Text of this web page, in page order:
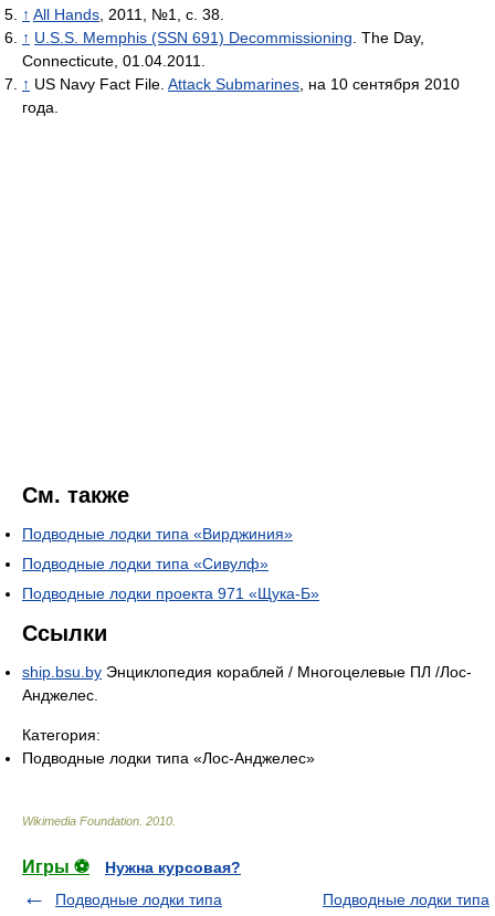
↑ All Hands , 2011, №1, с. 38.
↑ U.S.S. Memphis (SSN 691) Decommissioning . The Day,
Connecticute, 01.04.2011.
↑ US Navy Fact File. Attack Submarines , на 10 сентября 2010
года.
См. также
Подводные лодки типа «Вирджиния»
Подводные лодки типа «Сивулф»
Подводные лодки проекта 971 «Щука-Б»
Ссылки
ship.bsu.by Энциклопедия кораблей / Многоцелевые ПЛ /Лос-
Анджелес.
Категория:
Подводные лодки типа «Лос-Анджелес»
Wikimedia Foundation 2010
Игры ⚽
Нужна курсовая?
Подводные лодки типа
Подводные лодки типа